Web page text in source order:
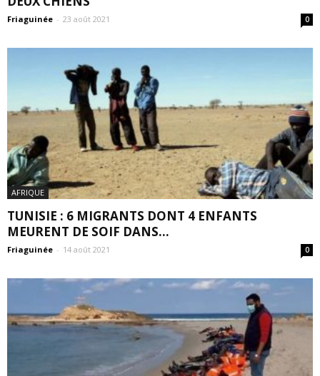
Friaguinée - 23 août 2021 0
AFRIQUE
TUNISIE : 6 MIGRANTS DONT 4 ENFANTS
MEURENT DE SOIF DANS...
Friaguinée - 14 août 2021 0